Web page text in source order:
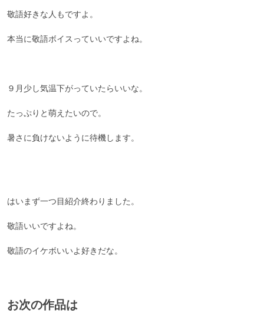
敬語好きな人もですよ。
本当に敬語ボイスっていいですよね。
９月少し気温下がっていたらいいな。
たっぷりと萌えたいので。
暑さに負けないように待機します。
はいまず一つ目紹介終わりました。
敬語いいですよね。
敬語のイケボいいよ好きだな。
お次の作品は